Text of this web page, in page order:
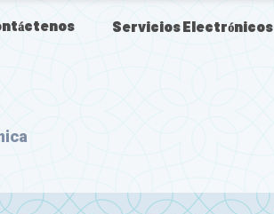
Servicios Electrónicos